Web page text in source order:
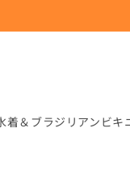
着＆ブラジリアンビキ